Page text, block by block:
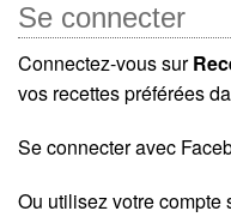
Se connecter
Connectez-vous sur
vos recettes préférées
Se connecter avec
Ou utilisez votre compte